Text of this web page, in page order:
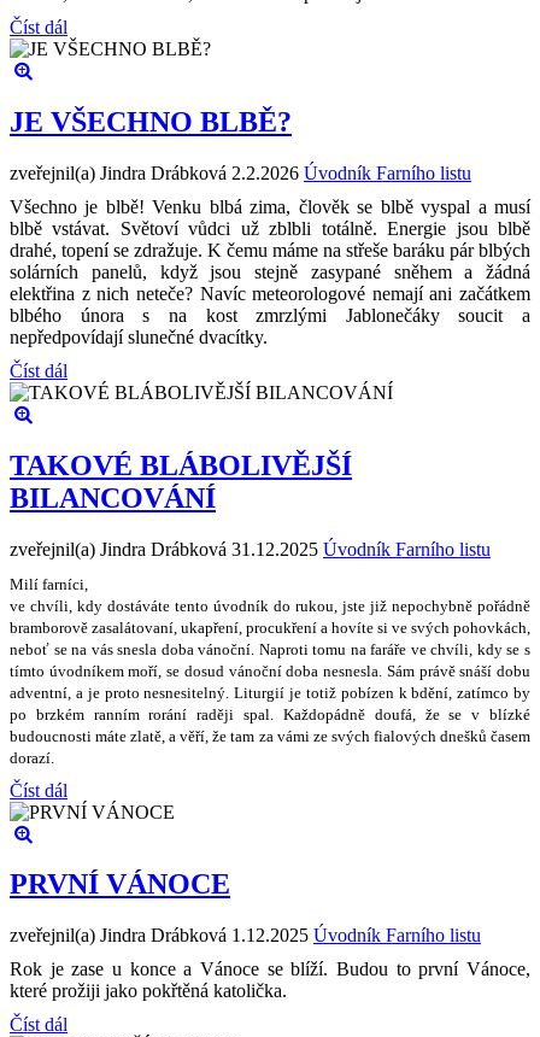
Číst dál
JE VŠECHNO BLBĚ?
zveřejnil(a) Jindra Drábková 2.2.2026 Úvodník Farního listu
Všechno je blbě! Venku blbá zima, člověk se blbě vyspal a musí
blbě vstávat. Světoví vůdci už zblbli totálně. Energie jsou blbě
drahé, topení se zdražuje. K čemu máme na střeše baráku pár blbých
solárních panelů, když jsou stejně zasypané sněhem a žádná
elektřina z nich neteče? Navíc meteorologové nemají ani začátkem
blbého února s na kost zmrzlými Jablonečáky soucit a
nepředpovídají slunečné dvacítky.
Číst dál
TAKOVÉ BLÁBOLIVĚJŠÍ
BILANCOVÁNÍ
zveřejnil(a) Jindra Drábková 31.12.2025 Úvodník Farního listu
Milí farníci,
ve chvíli, kdy dostáváte tento úvodník do rukou, jste již nepochybně pořádně
bramborově zasalátovaní, ukapření, procukření a hovíte si ve svých pohovkách,
neboť se na vás snesla doba vánoční. Naproti tomu na faráře ve chvíli, kdy se s
tímto úvodníkem moří, se dosud vánoční doba nesnesla. Sám právěsnáší dobu
adventní, a je proto nesnesitelný . Liturgií je totiž pobízen k bdění, zatímco by
po brzkém ranním rorání raději spal. Každopádně doufá, že se v blízké
budoucnosti máte zlatě , a věří,že tam za vámi ze svých fialových dnešků časem
dorazí.
Číst dál
PRVNÍ VÁNOCE
zveřejnil(a) Jindra Drábková 1.12.2025 Úvodník Farního listu
Rok je zase u konce a Vánoce se blíží. Budou to první Vánoce,
které prožiji jako pokřtěná katolička.
Číst dál